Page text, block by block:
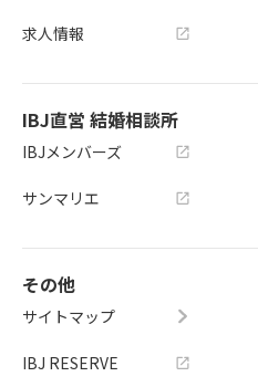
求人情報
IBJ直営 結婚相談所
IBJメンバーズ
サンマリエ
その他
サイトマップ
IBJ RESERVE